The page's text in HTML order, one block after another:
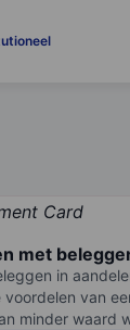
met
in
voordelen van
minder waard